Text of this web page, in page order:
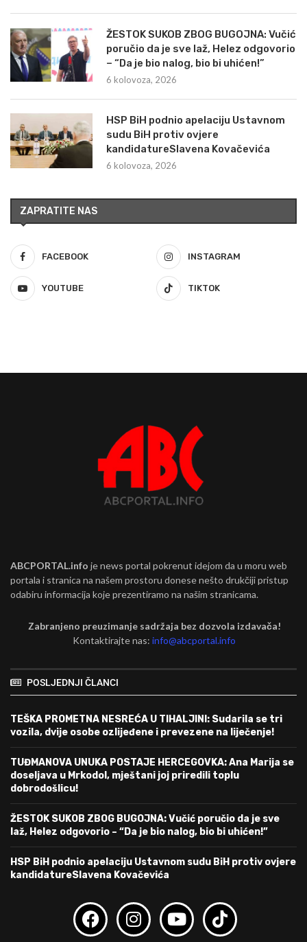
ŽESTOK SUKOB ZBOG BUGOJNA: Vučić
poručio da je sve laž, Helez odgovorio
– “Da je bio nalog, bio bi uhićen!”
6 kolovoza, 2026
HSP BiH podnio apelaciju Ustavnom
sudu BiH protiv ovjere
kandidatureSlavena Kovačevića
6 kolovoza, 2026
ZAPRATITE NAS
FACEBOOK INSTAGRAM
YOUTUBE TIKTOK
ABCPORTAL.info je news portal pokrenut idejom da u moru web
portala i stranica na našem prostoru donese nešto drukčiji pristup
odabiru informacija koje prezentiramo na našim stranicama.
Zabranjeno preuzimanje sadržaja bez dozvola izdavača!
Kontaktirajte nas:info@abcportal.info
POSLJEDNJI ČLANCI
TEŠKA PROMETNA NESREĆA U TIHALJINI: Sudarila se tri
vozila, dvije osobe ozlijeđene i prevezene na liječenje!
TUĐMANOVA UNUKA POSTAJE HERCEGOVKA: Ana Marija se
doseljava u Mrkodol, mještani joj priredili toplu
dobrodošlicu!
ŽESTOK SUKOB ZBOG BUGOJNA: Vučić poručio da je sve
laž, Helez odgovorio – “Da je bio nalog, bio bi uhićen!”
HSP BiH podnio apelaciju Ustavnom sudu BiH protiv ovjere
kandidatureSlavena Kovačevića